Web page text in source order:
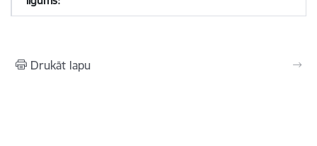
Drukāt lapu